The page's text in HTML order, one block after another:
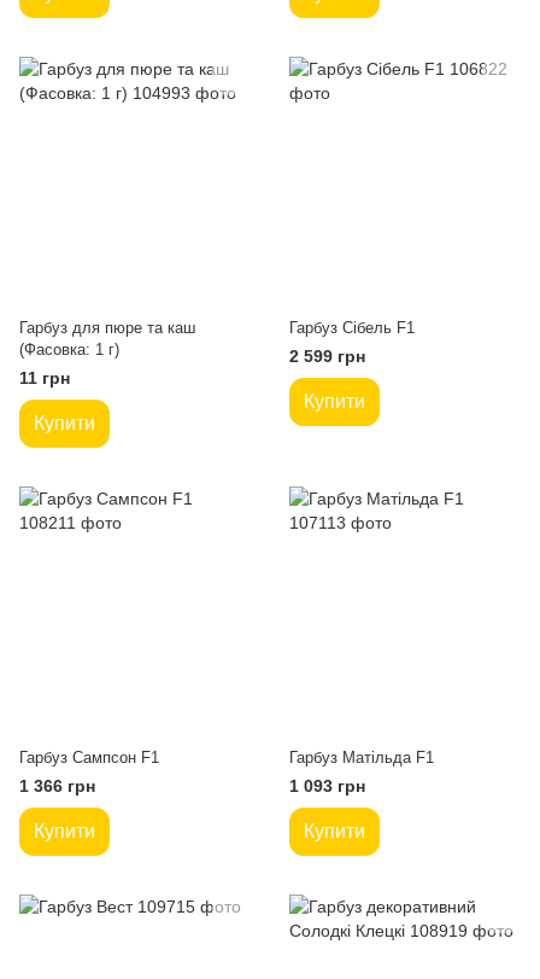
Гарбуз для пюре та каш
(Фасовка: 1 г)
11 грн
Купити
Гарбуз Сібель F1
2 599 грн
Купити
Гарбуз Сампсон F1
1 366 грн
Купити
Гарбуз Матільда F1
1 093 грн
Купити